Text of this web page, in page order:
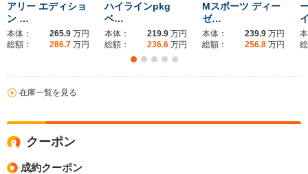
アリー エディショ
ン …
本体： 265.9 万円
総額：
286.7 万円
ハイラインpkg
ベ…
本体： 219.9 万円
総額：
236.6 万円
Mスポーツ ディー
ゼ…
本体： 239.9 万円
総額：
256.8 万円
在庫一覧を見る
クーポン
成約クーポン